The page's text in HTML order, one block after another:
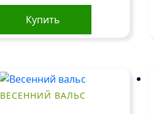
Купить
ВЕСЕННИЙ ВАЛЬС